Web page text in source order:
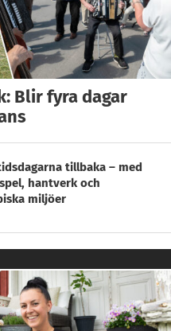
Blir fyra dagar
tillbaka – med
hantverk och
miljöer